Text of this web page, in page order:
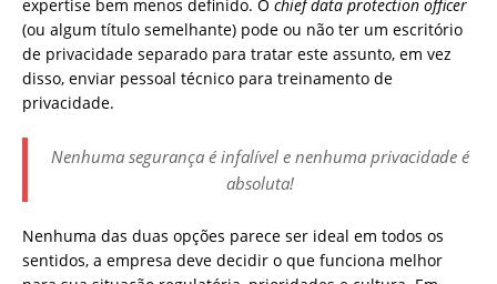
expertise bem menos definido. O chief data protection officer
(ou algum título semelhante) pode ou não ter um escritório
de privacidade separado para tratar este assunto, em vez
disso, enviar pessoal técnico para treinamento de
privacidade.
Nenhuma segurança é infalível e nenhuma privacidade é
absoluta!
Nenhuma das duas opções parece ser ideal em todos os
sentidos, a empresa deve decidir o que funciona melhor